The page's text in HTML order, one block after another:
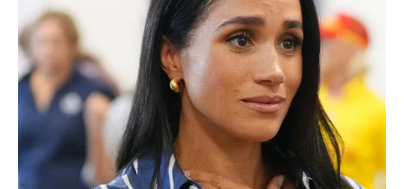
promeniti način na koji gledate na jednu osobu ili
situaciju. Istina koja se pojavi može vas iznenaditi, ali će
vam istovremeno pomoći da donesete važnu odluku.
U ljubavi, komunikacija postaje ključ svega. Jedna poruka
ili razgovor mogu otvoriti vrata koja su do sada bila
zatvorena.